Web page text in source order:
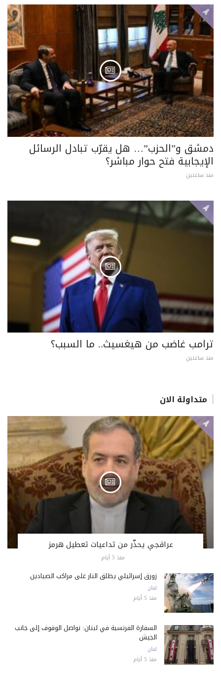
دمشق و”الحزب”… هل يقرّب تبادل الرسائل
الإيجابية فتح حوار مباشر؟
منذ ساعتين
ترامب غاضب من هيغسيث.. ما السبب؟
منذ ساعتين
متداولة الان
عراقجي يحذّر من تداعيات تعطيل هرمز
منذ 5 أيام
زورق إسرائيلي يطلق النار على مراكب الصيادين
لبنان
منذ 5 أيام
السفارة الفرنسية في لبنان: نواصل الوقوف إلى جانب
الجيش
لبنان
منذ 5 أيام